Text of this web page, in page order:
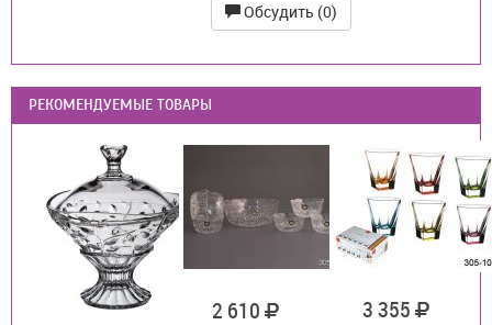
Обсудить (0)
РЕКОМЕНДУЕМЫЕ ТОВАРЫ
2 610 3 355